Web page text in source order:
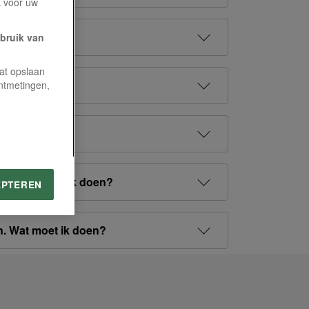
doen?
ik doen?
Wat moet ik doen?
Wat moet ik doen?
van
opslaan